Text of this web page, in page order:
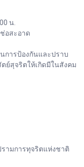
น.
อสะอาด
การป้องกันและปราบ
ย์สุจริตให้เกิดมีในสังคม
ามการทุจริตแห่งชาติ